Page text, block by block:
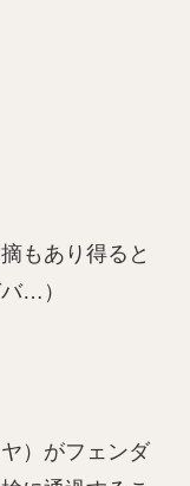
もあり得ると
…）
）がフェンダ